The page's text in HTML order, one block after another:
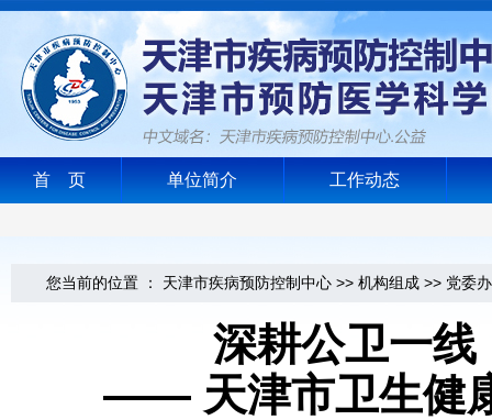
首 页 单位简介 工作动态
您当前的位置 ： 天津市疾病预防控制中心 >> 机构组成 >> 党委
深耕公卫一
—— 天津市卫生健